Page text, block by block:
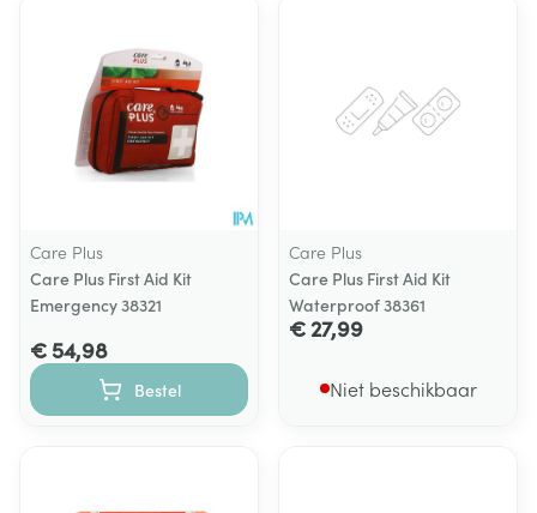
Care Plus
Care Plus First Aid Kit
Emergency 38321
€ 54,98
Bestel
Care Plus
Care Plus First Aid Kit
Waterproof 38361
€ 27,99
Niet beschikbaar